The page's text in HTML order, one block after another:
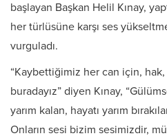
başlayan Başkan Helil Kınay,
her türlüsüne karşı ses
vurguladı.
“Kaybettiğimiz her can için,
buradayız” diyen Kınay,
yarım kalan, hayatı yarım
Onların sesi bizim sesimizdir,